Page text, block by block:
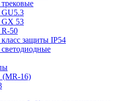
GX 53
50
защиты IP54
16)